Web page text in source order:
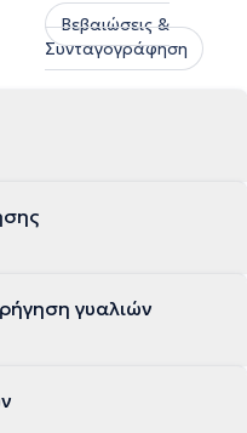
Βεβαιώσεις &
Συνταγογράφηση
γυαλιών